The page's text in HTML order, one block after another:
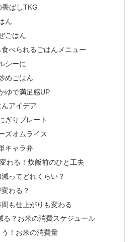
ばしTKG
ん
ごはん
べられるごはんメニュー
シーに
めごはん
ゆで満足感UP
アイデア
ぎりプレート
ズオムライス
キャラ弁
わる！炊飯前のひと工夫
ってどれくらい？
わる？
も仕上がりも変わる
る？お米の消費スケジュール
！お米の消費量